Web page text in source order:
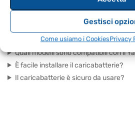
Gestisci
Come usiamo i CookiesPrivacy
8670001002161
FAQ – DOMANDE FREQUENTI
Quali modelli sono compatibili con il
È facile installare il caricabatterie?
Il caricabatterie è sicuro da usare?